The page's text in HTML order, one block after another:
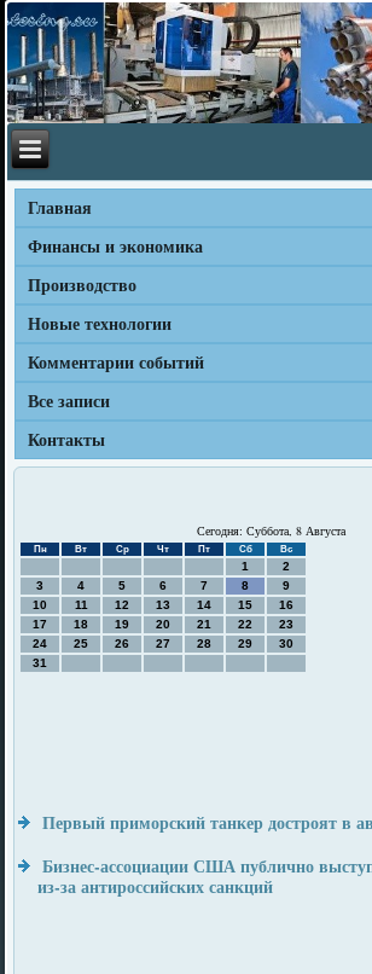
Главная
Финансы и экономика
Производство
Новые технологии
Комментарии событий
Все записи
Контакты
Сегодня: Суббота, 8 Августа
Пн Вт Ср Чт Пт Сб Вс
1
2
3
4 5 6 7 8
9
10
11 12 13 14 15
16
17
18 19 20 21 22
23
24
25 26 27 28 29
30
31
Первый приморский танкер достроят в
Бизнес-ассоциации США публично
из-за антироссийских санкций